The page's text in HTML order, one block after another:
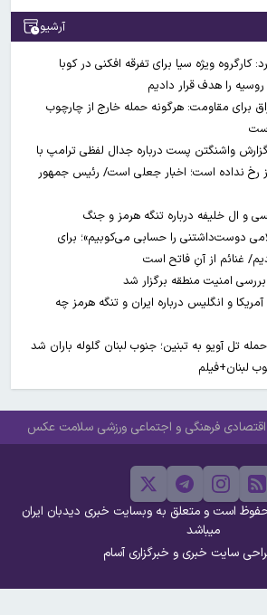
آرشیو
کارگروه ویژه سیا برای تفرقه افکنی در کوبا
را هدف قرار دادیم
برای مقاومت: هرگونه حمله خارج از چارچوب
واشنگتن پست درباره جدال لفظی ترامپ با
رخ نداده است؛ اخبار جعلی است/ رئیس جمهور
و ال خلیفه درباره تنگه هرمز و جنگ
دوست‌داشتنی را حسابی می‌کوبیم»؛ برای
غنائم از آنِ فاتح است
و انگلیس درباره ایران و تنگه هرمز چه
لبنان+فیلم
اقتصادی فرهنگی و اجتماعی ورزشی سلامت عکس
است و متعلق به وبسایت خبری دیدبان ایران
میباشد
سایت خبری و خبرگزاری آسام